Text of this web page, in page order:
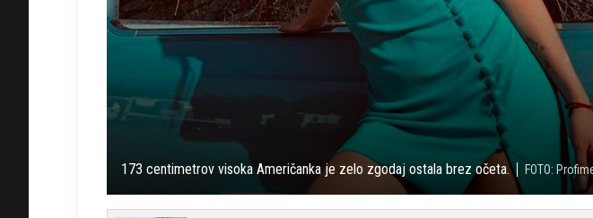
173 centimetrov visoka Američanka je zelo zgodaj ostala brez očeta. FOTO: